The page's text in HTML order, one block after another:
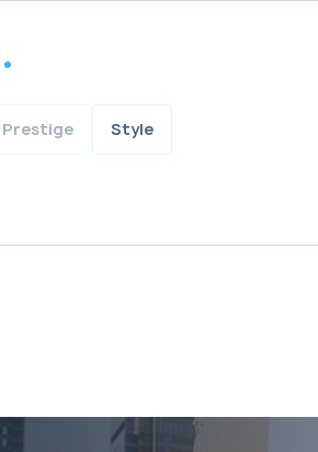
Prestige Style